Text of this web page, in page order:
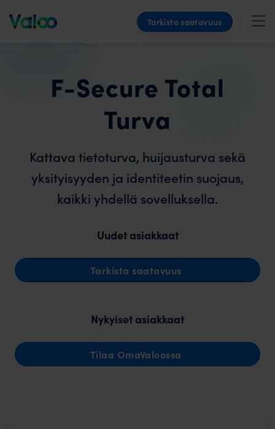
Tarkista saatavuus
F-Secure Total
Turva
Kattava tieto­turva, huijaus­turva sekä
yksityisyyden ja identiteetin suojaus,
kaikki yhdellä sovelluksella.
Uudet asiakkaat
Tarkista saatavuus
Nykyiset asiakkaat
Tilaa OmaValoossa